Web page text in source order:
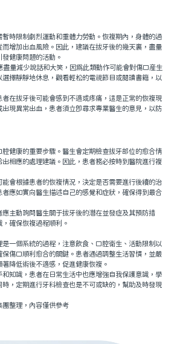
時限制劇烈運動和重體力勞動。恢複期內，身體的過
增加出血風險。因此，建議在拔牙後的幾天裏，盡量
健康問題的活動。
量減少說話和大笑，因爲此類動作可能會對傷口産生
擇靜靜地休息，觀看輕松的電視節目或閱讀書籍，以
在拔牙後可能會感到不適或疼痛，這是正常的恢複現
現異常出血，患者須立即尋求專業醫生的意見，以防
健康的重要步驟。醫生會定期檢查拔牙部位的愈合情
相應的處理建議。因此，患者務必按時到醫院進行複
會根據患者的恢複情況，決定是否需要進行後續的治
應如實向醫生描述自己的感覺和症狀，確保得到最合
主動詢問醫生關于拔牙後的潛在並發症及其預防措
確保恢複過程順利。
一個系統的過程，注意飲食、口腔衛生、活動限制以
傷口順利愈合的關鍵。患者通過調整生活習慣，並嚴
降低術後不適感，促進健康恢複。
知識，患者在日常生活中也應增強自我保護意識，學
，定期進行牙科檢查也是不可或缺的，幫助及時發現
整理，內容僅供參考